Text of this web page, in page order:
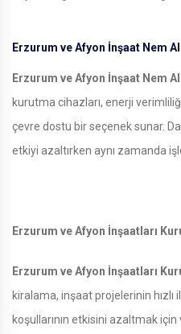
Erzurum ve Afyon İnşaat Nem
Erzurum ve Afyon İnşaat Nem
kurutma cihazları, enerji
çevre dostu bir seçenek sunar.
etkiyi azaltırken aynı zamanda
Erzurum ve Afyon İnşaatları
Erzurum ve Afyon İnşaatları
kiralama, inşaat projelerinin
koşullarının etkisini azaltmak